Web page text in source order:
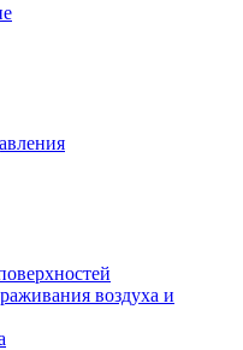
воздуха и